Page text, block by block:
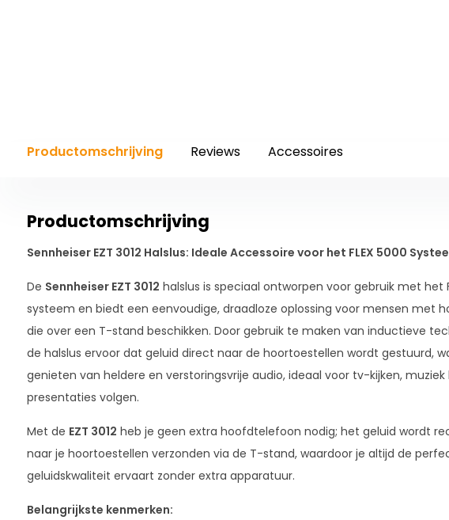
Productomschrijving Reviews Accessoires
Productomschrijving
Sennheiser EZT 3012 Halslus: Ideale Accessoire voor het FLEX 5000
De Sennheiser EZT 3012 halslus is speciaal ontworpen voor gebruik met het
systeem en biedt een eenvoudige, draadloze oplossing voor mensen met
die over een T-stand beschikken. Door gebruik te maken van inductieve
de halslus ervoor dat geluid direct naar de hoortoestellen wordt gestuurd,
genieten van heldere en verstoringsvrije audio, ideaal voor tv-kijken,
presentaties volgen.
Met de EZT 3012 heb je geen extra hoofdtelefoon nodig; het geluid wordt
naar je hoortoestellen verzonden via de T-stand, waardoor je altijd de
geluidskwaliteit ervaart zonder extra apparatuur.
Belangrijkste kenmerken: